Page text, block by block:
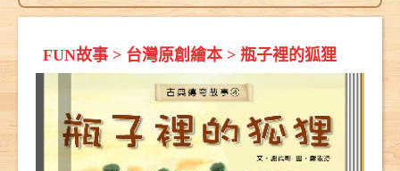
FUN故事> 台灣原創繪本> 瓶子裡的狐狸